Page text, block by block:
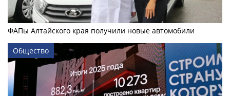
ФАПы Алтайского края получили новые автомобили
Общество